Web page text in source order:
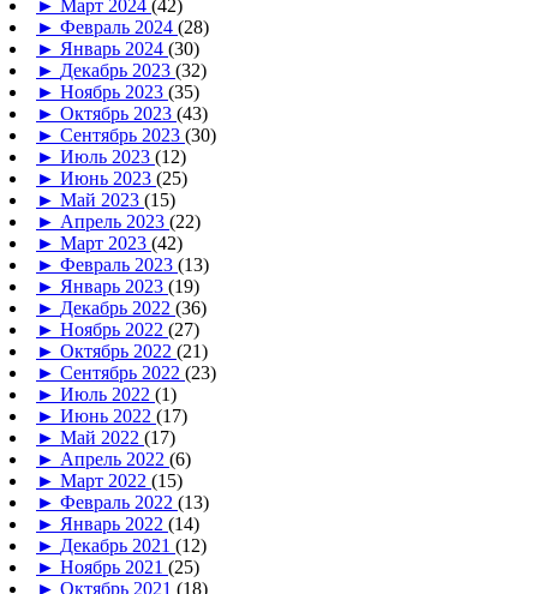
► Март 2024 (42)
► Февраль 2024 (28)
► Январь 2024 (30)
► Декабрь 2023 (32)
► Ноябрь 2023 (35)
► Октябрь 2023 (43)
► Сентябрь 2023 (30)
► Июль 2023 (12)
► Июнь 2023 (25)
► Май 2023 (15)
► Апрель 2023 (22)
► Март 2023 (42)
► Февраль 2023 (13)
► Январь 2023 (19)
► Декабрь 2022 (36)
► Ноябрь 2022 (27)
► Октябрь 2022 (21)
► Сентябрь 2022 (23)
► Июль 2022 (1)
► Июнь 2022 (17)
► Май 2022 (17)
► Апрель 2022 (6)
► Март 2022 (15)
► Февраль 2022 (13)
► Январь 2022 (14)
► Декабрь 2021 (12)
► Ноябрь 2021 (25)
► Октябрь 2021 (18)